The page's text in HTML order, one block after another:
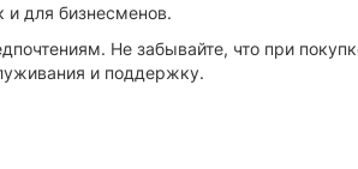
и для бизнесменов.
Не забывайте, что при
и поддержку.